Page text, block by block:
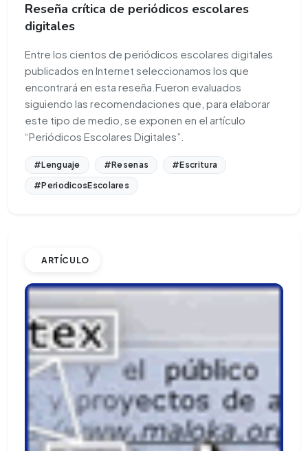
Reseña crítica de periódicos escolares
digitales
Entre los cientos de periódicos escolares digitales
publicados en Internet seleccionamos los que
encontrará en esta reseña.Fueron evaluados
siguiendo las recomendaciones que, para elaborar
este tipo de medio, se exponen en el artículo
“Periódicos Escolares Digitales”.
#Lenguaje #Resenas
#Escritura
#PeriodicosEscolares
ARTÍCULO